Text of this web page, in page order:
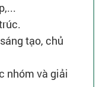
tạo, chủ
nhóm và giải